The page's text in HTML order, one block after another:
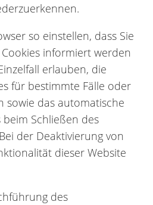
so einstellen, dass Sie
informiert werden
erlauben, die
für bestimmte Fälle oder
sowie das automatische
Schließen des
der Deaktivierung von
dieser Website
des